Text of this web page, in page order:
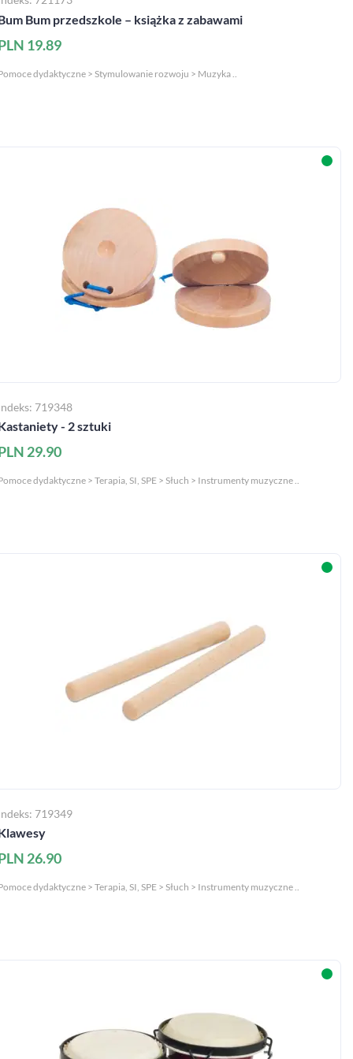
O MAC sklep
Bum przedszkole – książka z zabawami
19.89
dydaktyczne > Stymulowanie rozwoju > Muzyka ..
719348
- 2 sztuki
29.90
dydaktyczne > Terapia, SI, SPE > Słuch > Instrumenty muzyczne ..
719349
26.90
dydaktyczne > Terapia, SI, SPE > Słuch > Instrumenty muzyczne ..